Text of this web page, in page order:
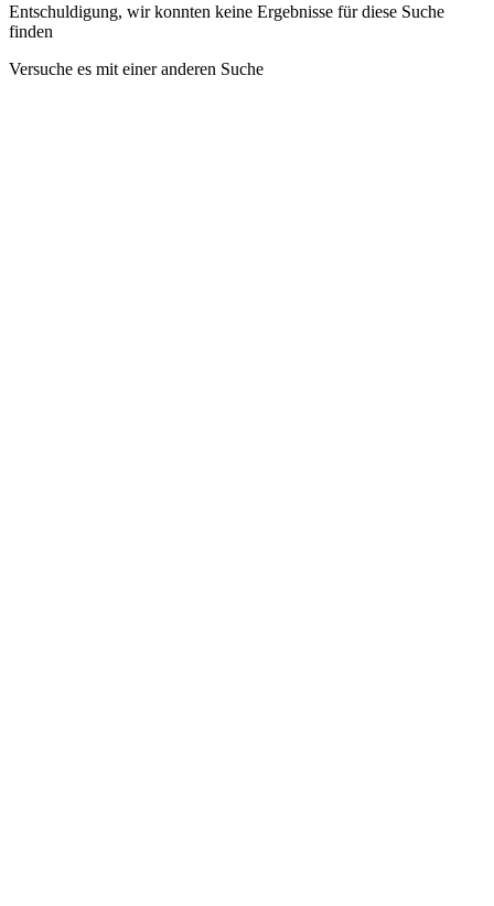
Entschuldigung, wir konnten keine Ergebnisse für diese Suche
finden
Versuche es mit einer anderen Suche